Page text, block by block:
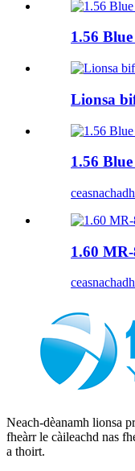
1.56
Lionsa
1.56
ceasnachadh
1.60
ceasnachadh
Neach-dèanamh lionsa
fheàrr le càileachd nas
a thoirt.